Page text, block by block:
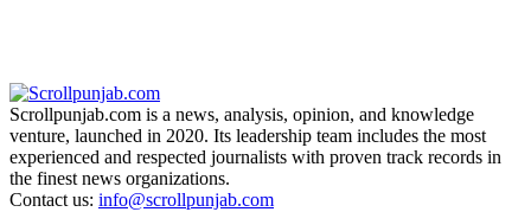
Scrollpunjab.com is a news, analysis, opinion, and knowledge
venture, launched in 2020. Its leadership team includes the most
experienced and respected journalists with proven track records in
the finest news organizations.
Contact us: info@scrollpunjab.com